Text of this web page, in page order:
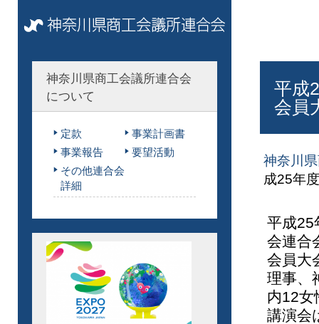
平成
会員
神奈川
成25年
平成25
会連合
会員大
理事、
内12女
講演会
神奈川県商工会議所連合会
について
定款
事業計画書
事業報告
要望活動
その他連合会
詳細